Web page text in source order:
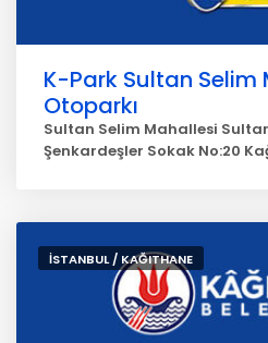
K-Park Sultan Selim
Otoparkı
Sultan Selim Mahallesi
Şenkardeşler Sokak No:20
İSTANBUL / KAĞITHANE